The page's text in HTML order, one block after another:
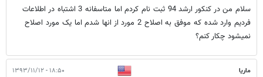
سلام من در کنکور ارشد 94 ثبت نام کردم اما متاسفانه 3 اشتباه در اطلاعات
فردیم وارد شده که موفق به اصلاح 2 مورد از انها شدم اما یک مورد اصلاح
نمیشود چکار کنم؟
ماریا ۱۸:۵۰ - ۱۳۹۳/۱۱/۱۲